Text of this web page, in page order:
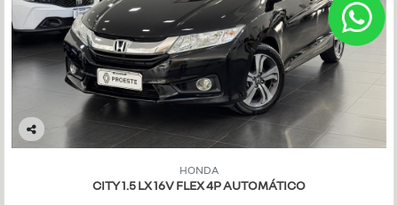
Co
HONDA
CITY 1.5 LX 16V FLEX 4P AUTOMÁTICO